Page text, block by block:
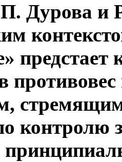
Дурова и
предстает
контролю